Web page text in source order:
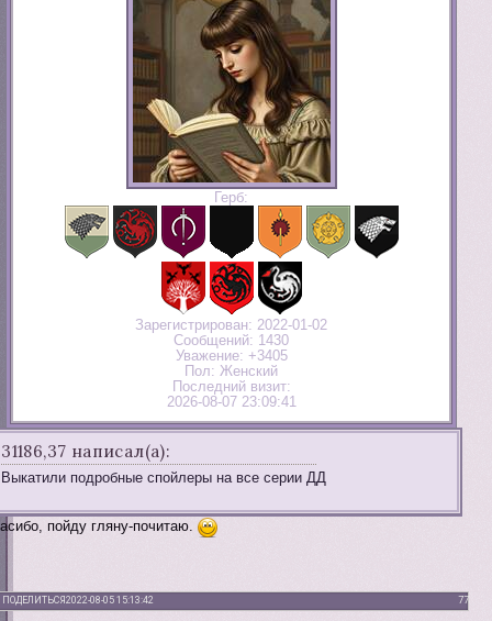
Герб:
Зарегистрирован: 2022-01-02
Сообщений: 1430
Уважение: +3405
Пол: Женский
Последний визит:
2026-08-07 23:09:41
31186,37 написал(а):
Выкатили подробные спойлеры на все серии ДД
пойду гляну-почитаю.
ПОДЕЛИТЬСЯ 77
2022-08-05 15:13:42